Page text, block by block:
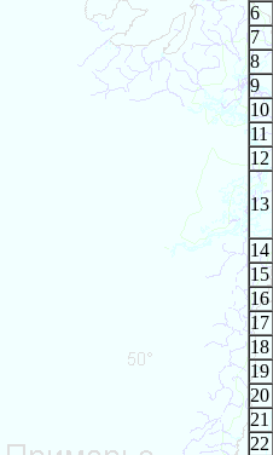
6
7
8
9
10
11
12
13
14
15
16
17
18
19
20
21
22